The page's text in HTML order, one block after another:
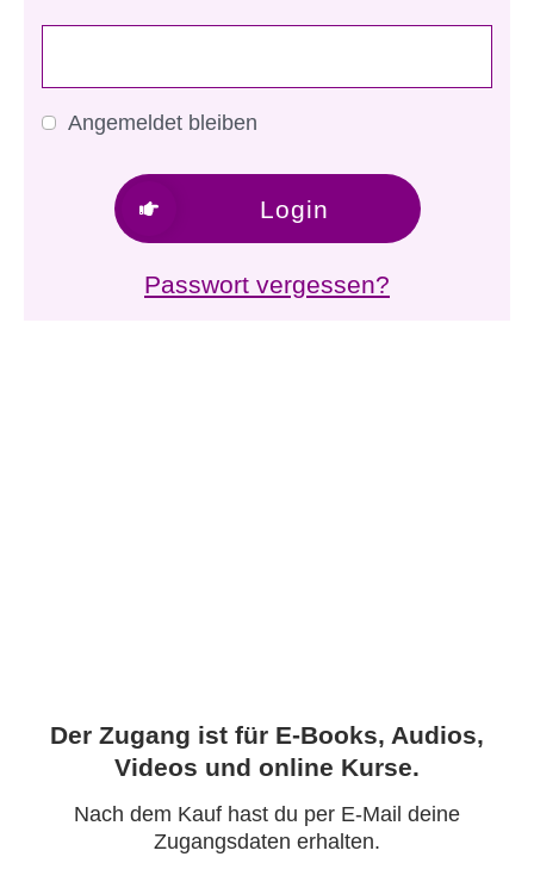
Angemeldet bleiben
Login
Passwort vergessen?
Der Zugang ist für E-Books, Audios,
Videos und online Kurse.
Nach dem Kauf hast du per E-Mail deine
Zugangsdaten erhalten.